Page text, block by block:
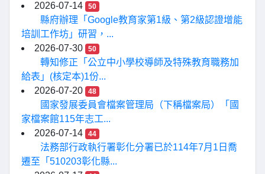
2026-07-14
50
縣府辦理「Google教育家第1級、第2級認證增能
培訓工作坊」研習，...
2026-07-30
50
轉知修正「公立中小學校導師及特殊教育職務加
給表」(核定本)1份...
2026-07-20
48
國家發展委員會檔案管理局（下稱檔案局）「國
家檔案館115年志工...
2026-07-14
44
法務部行政執行署彰化分署已於114年7月1日喬
遷至「510203彰化縣...